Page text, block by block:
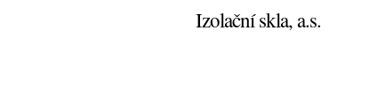
Izolační skla, a.s.